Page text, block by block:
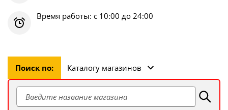
Время работы: с 10:00 до 24:00
Поиск по: Каталогу магазинов